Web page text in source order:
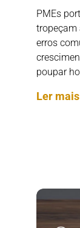
PMEs
tropeçam
erros
poupar
Ler